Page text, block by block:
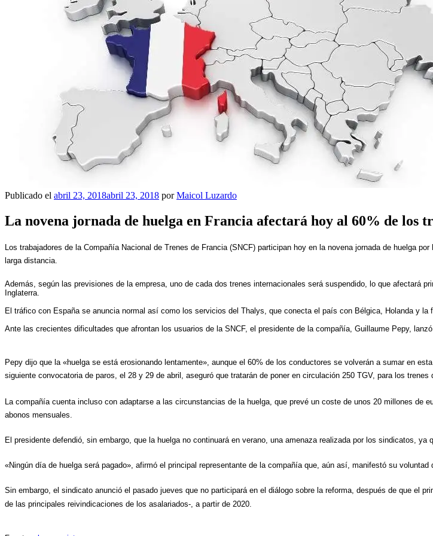
Publicado el abril 23, 2018abril 23, 2018 porMaicol Luzardo
La novena jornada de huelga en Francia afectará hoy al 60% de los
Los trabajadores de la Compañía Nacional de Trenes de Francia (SNCF) participan hoy en la novena jornada de huelga
larga distancia.
Además, según las previsiones de la empresa, uno de cada dos trenes internacionales será suspendido, lo que afectará
Inglaterra.
El tráfico con España se anuncia normal así como los servicios del Thalys, que conecta el país con Bélgica, Holanda y la
Ante las crecientes dificultades que afrontan los usuarios de la SNCF, el presidente de la compañía, Guillaume Pepy,
Pepy dijo que la «huelga se está erosionando lentamente», aunque el 60% de los conductores se volverán a sumar en
siguiente convocatoria de paros, el 28 y 29 de abril, aseguró que tratarán de poner en circulación 250 TGV, para los trenes
La compañía cuenta incluso con adaptarse a las circunstancias de la huelga, que prevé un coste de unos 20 millones
abonos mensuales.
El presidente defendió, sin embargo, que la huelga no continuará en verano, una amenaza realizada por los sindicatos, ya
«Ningún día de huelga será pagado», afirmó el principal representante de la compañía que, aún así, manifestó su voluntad
Sin embargo, el sindicato anunció el pasado jueves que no participará en el diálogo sobre la reforma, después de que el
de las principales reivindicaciones de los asalariados-, a partir de 2020.